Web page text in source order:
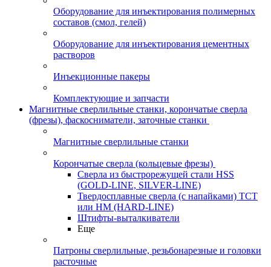
Оборудование для инъектирования полимерных
составов (смол, гелей)
Оборудование для инъектирования цементных
растворов
Инъекционные пакеры
Комплектующие и запчасти
Магнитные сверлильные станки, корончатые сверла
(фрезы), фаскосниматели, заточные станки
Магнитные сверлильные станки
Корончатые сверла (кольцевые фрезы)
Сверла из быстрорежущей стали HSS
(GOLD-LINE, SILVER-LINE)
Твердосплавные сверла (с напайками) ТСТ
или HM (HARD-LINE)
Штифты-выталкиватели
Еще
Патроны сверлильные, резьбонарезные и головки
расточные